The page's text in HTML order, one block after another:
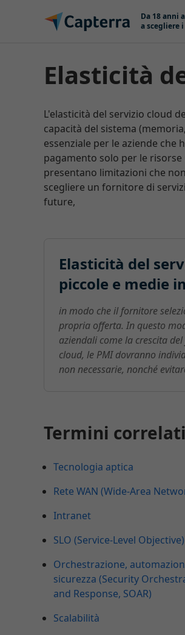
Salta e vai al contenuto
Da 18 anni
a scegliere
Elasticità
L'elasticità del servizio cloud
capacità del sistema
essenziale per le aziende
pagamento solo per le
presentano limitazioni che
scegliere un fornitore di
future,
Elasticità del
piccole e medie
in modo che il fornitore
propria offerta. In questo
aziendali come la crescita
cloud, le PMI dovranno
non necessarie, nonché
Termini correlati
Tecnologia aptica
Rete WAN (Wide-Area
Intranet
SLO (Service-Level Objective)
Orchestrazione,
sicurezza (Security
and Response, SOAR)
Scalabilità